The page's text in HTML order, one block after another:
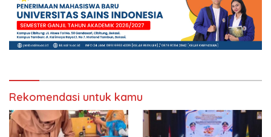
Rekomendasi untuk kamu